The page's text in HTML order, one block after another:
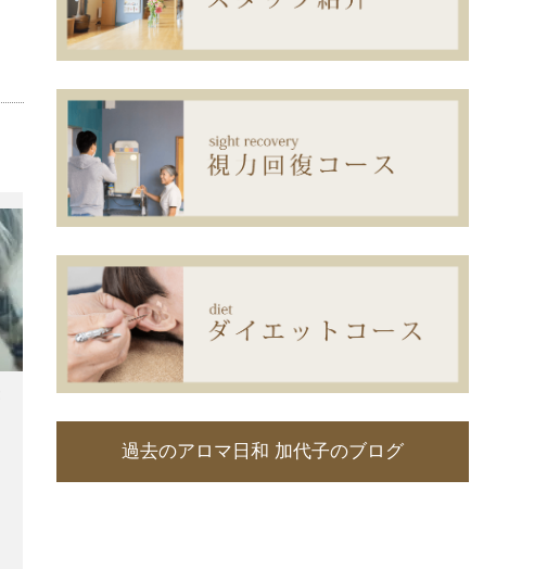
過去のアロマ日和 加代子のブログ